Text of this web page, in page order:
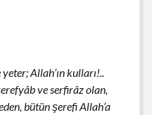
Allah’ın kulları!..
ve serfirâz olan,
bütün şerefi Allah’a